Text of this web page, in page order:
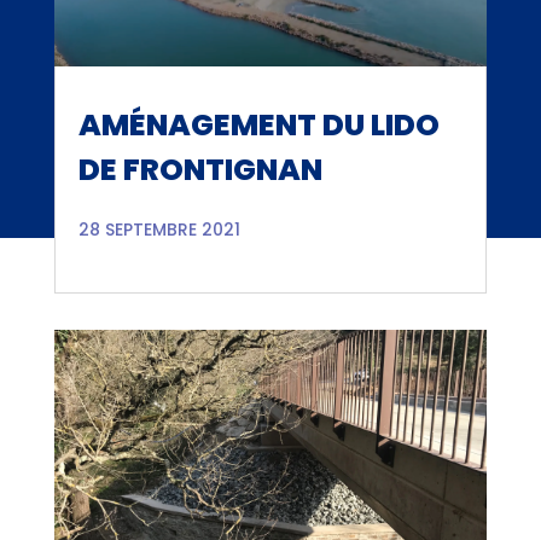
AMÉNAGEMENT DU LIDO
DE FRONTIGNAN
28 SEPTEMBRE 2021